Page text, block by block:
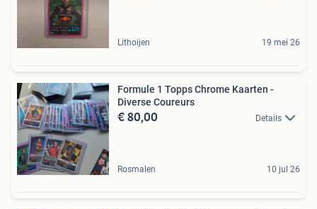
Lithoijen 19 mei 26
Formule 1 Topps Chrome Kaarten -
Diverse Coureurs
€ 80,00 Details
Rosmalen 10 jul 26